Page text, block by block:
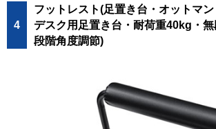
4
フットレスト(足置き台・オットマ
デスク用足置き台・耐荷重40kg・
段階角度調節)